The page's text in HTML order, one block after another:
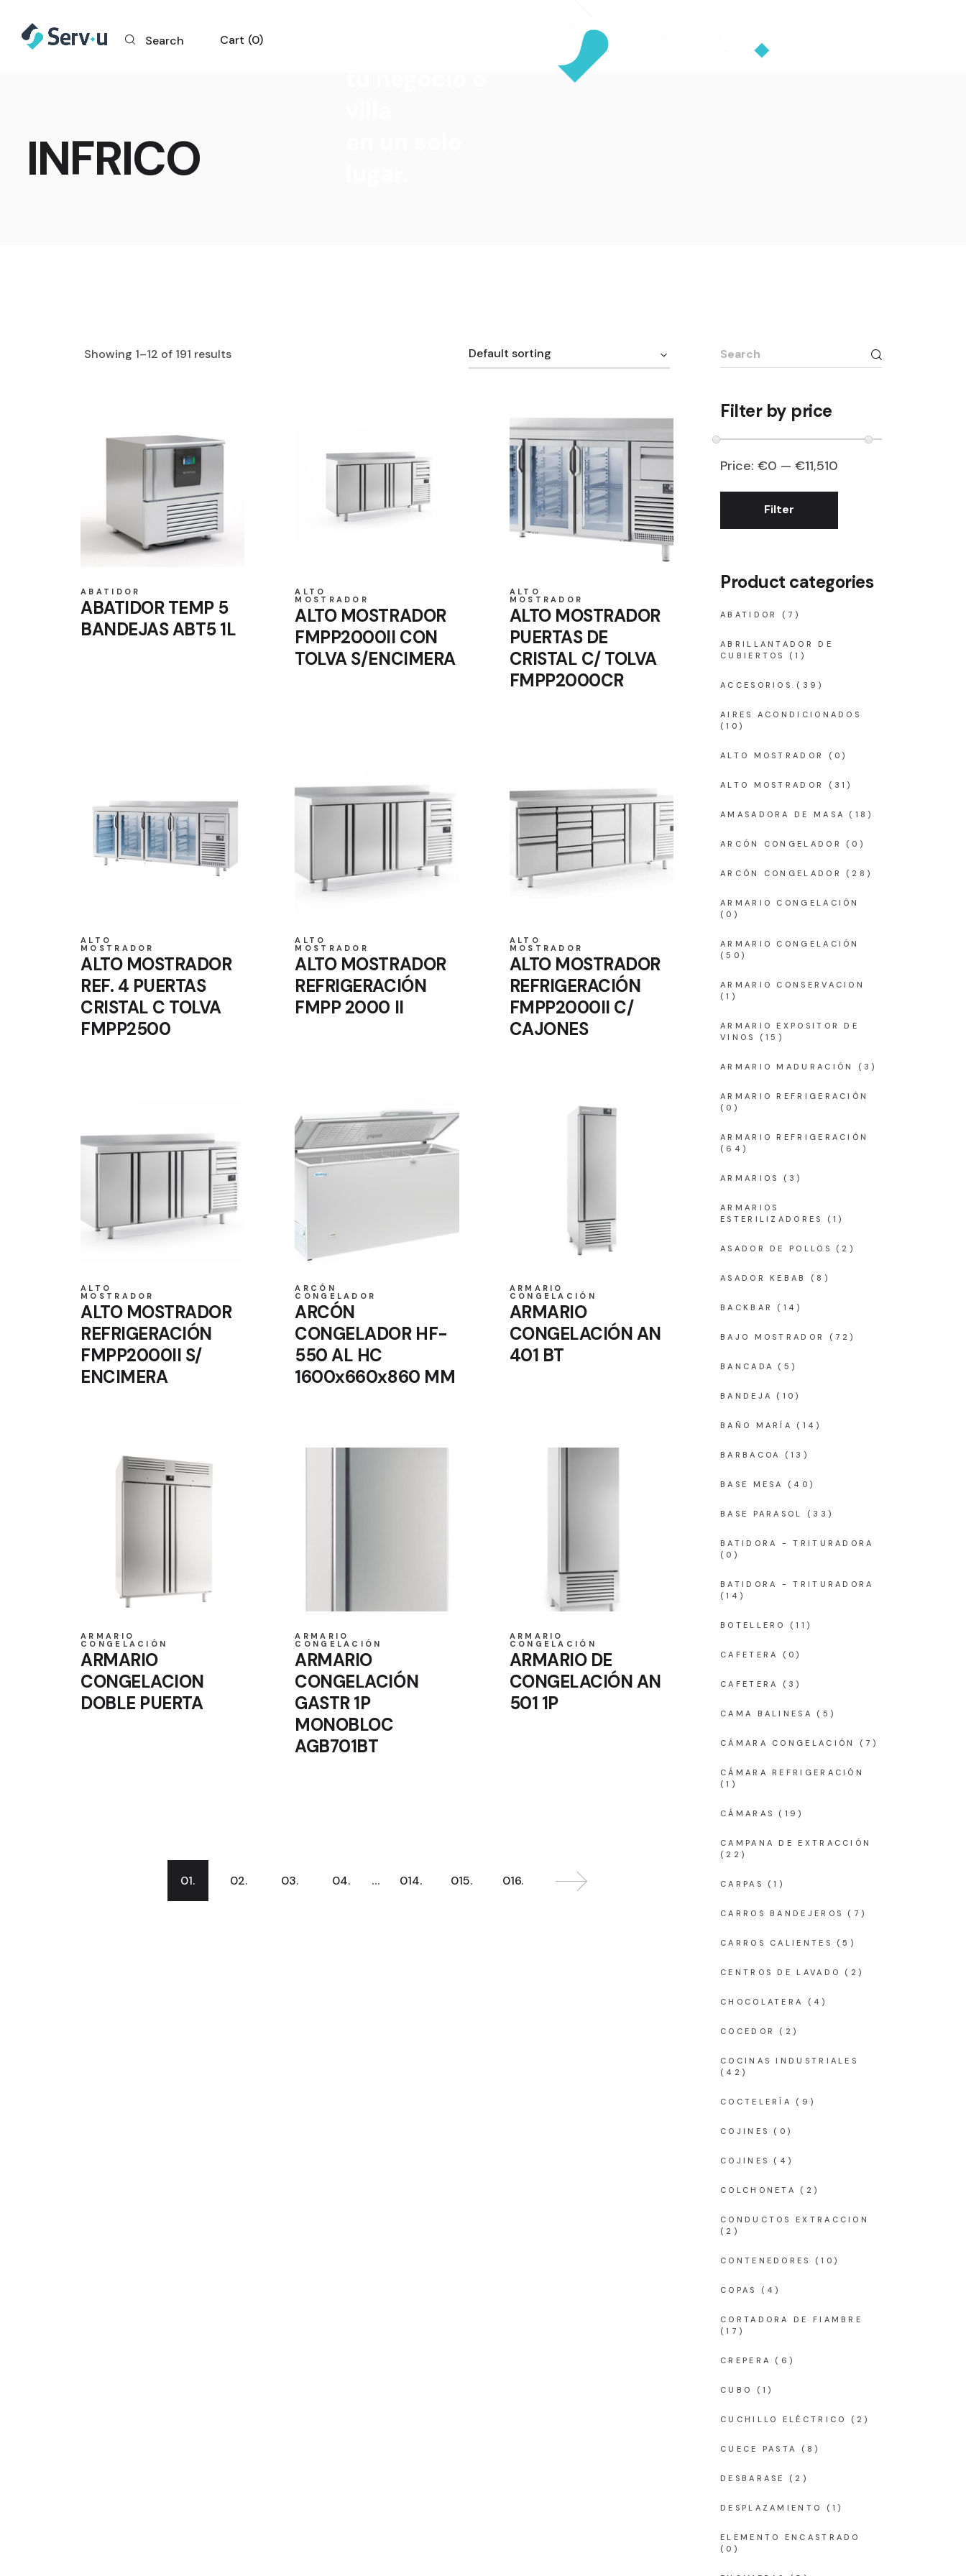
Search Cart 0
INFRICO
Showing 1–12 of 191 results Default sorting
ABATIDOR
ABATIDOR TEMP 5
BANDEJAS ABT5 1L
ALTO
MOSTRADOR
ALTO MOSTRADOR
FMPP2000II CON
TOLVA S/ENCIMERA
ALTO
MOSTRADOR
ALTO MOSTRADOR
PUERTAS DE
CRISTAL C/ TOLVA
FMPP2000CR
ALTO
MOSTRADOR
ALTO MOSTRADOR
REF. 4 PUERTAS
CRISTAL C TOLVA
FMPP2500
ALTO
MOSTRADOR
ALTO MOSTRADOR
REFRIGERACIÓN
FMPP 2000 II
ALTO
MOSTRADOR
ALTO MOSTRADOR
REFRIGERACIÓN
FMPP2000II C/
CAJONES
ALTO
MOSTRADOR
ALTO MOSTRADOR
REFRIGERACIÓN
FMPP2000II S/
ENCIMERA
ARCÓN
CONGELADOR
ARCÓN
CONGELADOR HF-
550 AL HC
1600x660x860 MM
ARMARIO
CONGELACIÓN
ARMARIO
CONGELACIÓN AN
401 BT
ARMARIO
CONGELACIÓN
ARMARIO
CONGELACION
DOBLE PUERTA
ARMARIO
CONGELACIÓN
ARMARIO
CONGELACIÓN
GASTR 1P
MONOBLOC
AGB701BT
ARMARIO
CONGELACIÓN
ARMARIO DE
CONGELACIÓN AN
501 1P
01. 02. 03. 04. … 014. 015. 016.
Search
for:
Filter by price
Min
Max
Filter
Price: €0 — €11,510
Product categories
ABATIDOR (7)
ABRILLANTADOR DE
CUBIERTOS
(1)
ACCESORIOS (39)
AIRES ACONDICIONADOS
(10)
ALTO MOSTRADOR (0)
ALTO MOSTRADOR (31)
AMASADORA DE MASA (18)
ARCÓN CONGELADOR (0)
ARCÓN CONGELADOR (28)
ARMARIO CONGELACIÓN
(0)
ARMARIO CONGELACIÓN
(50)
ARMARIO CONSERVACION
(1)
ARMARIO EXPOSITOR DE
VINOS
(15)
ARMARIO MADURACIÓN (3)
ARMARIO REFRIGERACIÓN
(0)
ARMARIO REFRIGERACIÓN
(64)
ARMARIOS (3)
ARMARIOS
ESTERILIZADORES
(1)
ASADOR DE POLLOS (2)
ASADOR KEBAB (8)
BACKBAR (14)
BAJO MOSTRADOR (72)
BANCADA (5)
BANDEJA (10)
BAÑO MARÍA (14)
BARBACOA (13)
BASE MESA (40)
BASE PARASOL (33)
BATIDORA - TRITURADORA
(0)
BATIDORA - TRITURADORA
(14)
BOTELLERO (11)
CAFETERA (0)
CAFETERA (3)
CAMA BALINESA (5)
CÁMARA CONGELACIÓN (7)
CÁMARA REFRIGERACIÓN
(1)
CÁMARAS (19)
CAMPANA DE EXTRACCIÓN
(22)
CARPAS (1)
CARROS BANDEJEROS (7)
CARROS CALIENTES (5)
CENTROS DE LAVADO (2)
CHOCOLATERA (4)
COCEDOR (2)
COCINAS INDUSTRIALES
(42)
COCTELERÍA (9)
COJINES (0)
COJINES (4)
COLCHONETA (2)
CONDUCTOS EXTRACCION
(2)
CONTENEDORES (10)
COPAS (4)
CORTADORA DE FIAMBRE
(17)
CREPERA (6)
CUBO (1)
CUCHILLO ELÉCTRICO (2)
CUECE PASTA (8)
DESBARASE (2)
DESPLAZAMIENTO (1)
ELEMENTO ENCASTRADO
(0)